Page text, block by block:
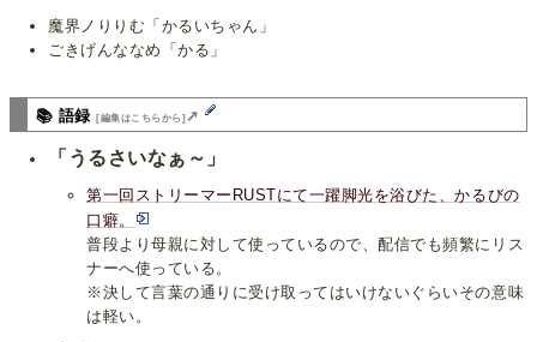
魔界ノりりむ「かるいちゃん」
ごきげんななめ「かる」
📚 語録[編集はこちらから]➚
「うるさいなぁ～」
第一回ストリーマーRUSTにて一躍脚光を浴びた、かるびの
口癖。
普段より母親に対して使っているので、配信でも頻繁にリス
ナーへ使っている。
※決して言葉の通りに受け取ってはいけないぐらいその意味
は軽い。